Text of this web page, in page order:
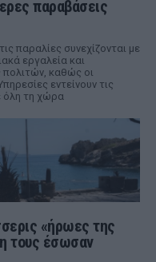
παραβάσεις
παραλίες συνεχίζονται με
εργαλεία και
πολιτών, καθώς οι
εντείνουν τις
όλη τη χώρα
«ήρωες της
τους έσωσαν